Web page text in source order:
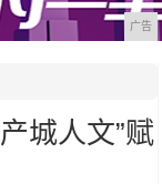
广告
城人文”赋